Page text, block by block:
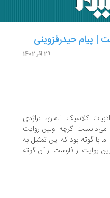
حیدرقزوینی
آلمان، تراژدی
گرچه اولین روایت
بود که این تمثیل به
از فاوست از آن گوته